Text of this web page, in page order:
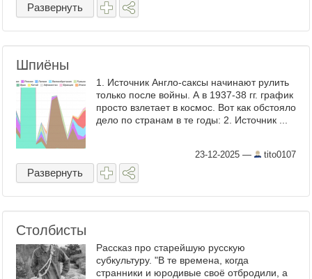
Развернуть
Шпиёны
1. Источник Англо-саксы начинают рулить
только после войны. А в 1937-38 гг. график
просто взлетает в космос. Вот как обстояло
дело по странам в те годы: 2. Источник ...
23-12-2025 — tito0107
Развернуть
Столбисты
Рассказ про старейшую русскую
субкультуру. "В те времена, когда
странники и юродивые своё отбродили, а